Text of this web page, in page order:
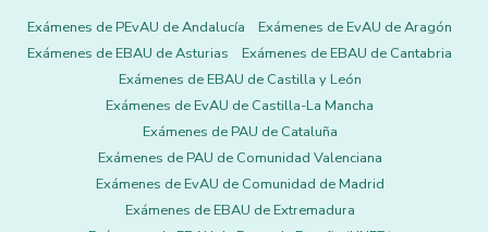
Exámenes de PEvAU de Andalucía
Exámenes de EvAU de Aragón
Exámenes de EBAU de Asturias
Exámenes de EBAU de Cantabria
Exámenes de EBAU de Castilla y León
Exámenes de EvAU de Castilla-La Mancha
Exámenes de PAU de Cataluña
Exámenes de PAU de Comunidad Valenciana
Exámenes de EvAU de Comunidad de Madrid
Exámenes de EBAU de Extremadura